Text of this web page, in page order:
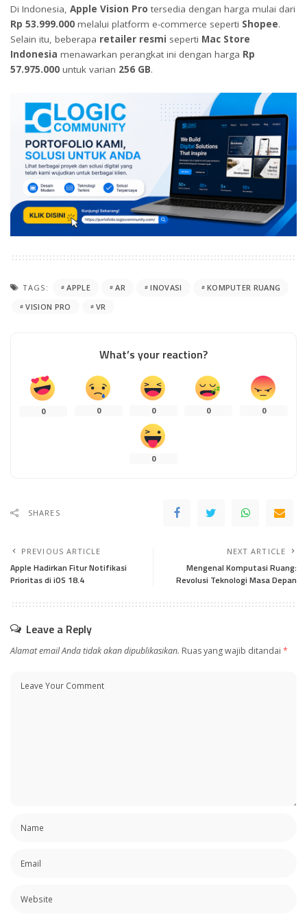
Di Indonesia, Apple Vision Pro tersedia dengan harga mulai dari
Rp 53.999.000 melalui platform e-commerce seperti Shopee.
Selain itu, beberapa retailer resmi seperti Mac Store
Indonesia menawarkan perangkat ini dengan harga Rp
57.975.000 untuk varian 256 GB.
TAGS: APPLE AR INOVASI
KOMPUTER RUANG
VISION PRO
VR
What’s your reaction?
0 0 0 0 0
0
SHARES
PREVIOUS ARTICLE
Apple Hadirkan Fitur Notifikasi
Prioritas di iOS 18.4
NEXT ARTICLE
Mengenal Komputasi Ruang:
Revolusi Teknologi Masa Depan
Leave a Reply
Alamat email Anda tidak akan dipublikasikan. Ruas yang wajib ditandai *